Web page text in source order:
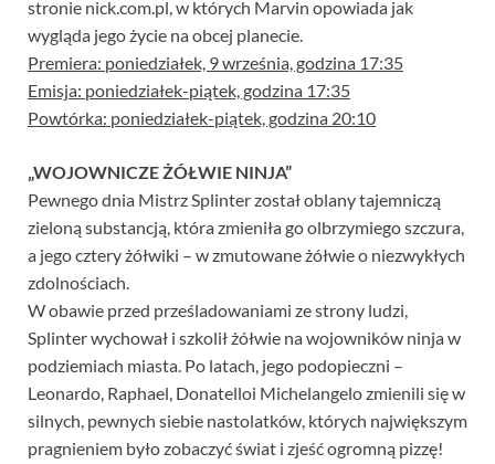
stronie nick.com.pl, w których Marvin opowiada jak
wygląda jego życie na obcej planecie.
Premiera: poniedziałek, 9 września, godzina 17:35
Emisja: poniedziałek-piątek, godzina 17:35
Powtórka: poniedziałek-piątek, godzina 20:10
„WOJOWNICZE ŻÓŁWIE NINJA”
Pewnego dnia Mistrz Splinter został oblany tajemniczą
zieloną substancją, która zmieniła go olbrzymiego szczura,
a jego cztery żółwiki – w zmutowane żółwie o niezwykłych
zdolnościach.
W obawie przed prześladowaniami ze strony ludzi,
Splinter wychował i szkolił żółwie na wojowników ninja w
podziemiach miasta. Po latach, jego podopieczni –
Leonardo, Raphael, Donatelloi Michelangelo zmienili się w
silnych, pewnych siebie nastolatków, których największym
pragnieniem było zobaczyć świat i zjeść ogromną pizzę!